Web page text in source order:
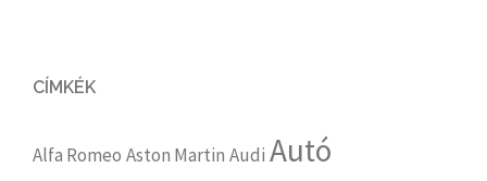
CÍMKÉK
Alfa Romeo Aston Martin Audi Autó